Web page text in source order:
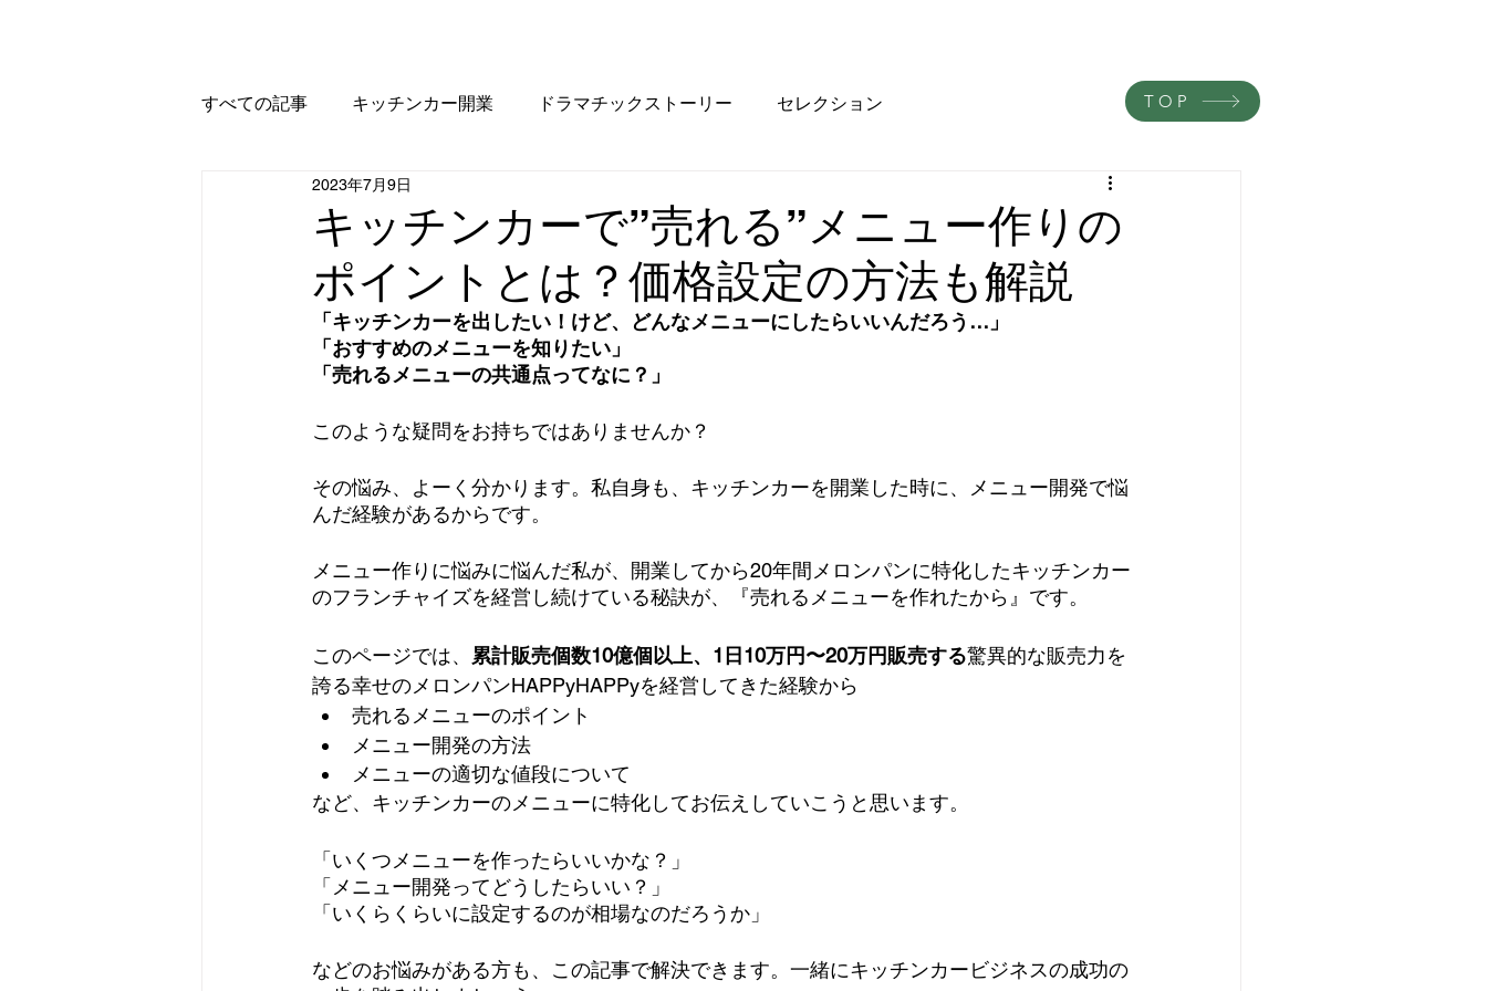
すべての記事 キッチンカー開業 ドラマチックストーリー セレクション
キッチンカーで”売れる”メニュー作りの
ポイントとは？価格設定の方法も解説
2023年7月9日
「キッチンカーを出したい！けど、どんなメニューにしたらいいんだろう…」
「おすすめのメニューを知りたい」
「売れるメニューの共通点ってなに？」
このような疑問をお持ちではありませんか？
その悩み、よーく分かります。私自身も、キッチンカーを開業した時に、メニュー開発で悩
んだ経験があるからです。
メニュー作りに悩みに悩んだ私が、開業してから20年間メロンパンに特化したキッチンカー
のフランチャイズを経営し続けている秘訣が、『売れるメニューを作れたから』です。
このページでは、 累計販売個数10億個以上、1日10万円〜20万円販売する驚異的な販売力を
誇る幸せのメロンパンHAPPyHAPPyを経営してきた経験から
売れるメニューのポイント
メニュー開発の方法
メニューの適切な値段について
など、キッチンカーのメニューに特化してお伝えしていこうと思います。
「いくつメニューを作ったらいいかな？」
「メニュー開発ってどうしたらいい？」
「いくらくらいに設定するのが相場なのだろうか」
などのお悩みがある方も、この記事で解決できます。一緒にキッチンカービジネスの成功の
TOP